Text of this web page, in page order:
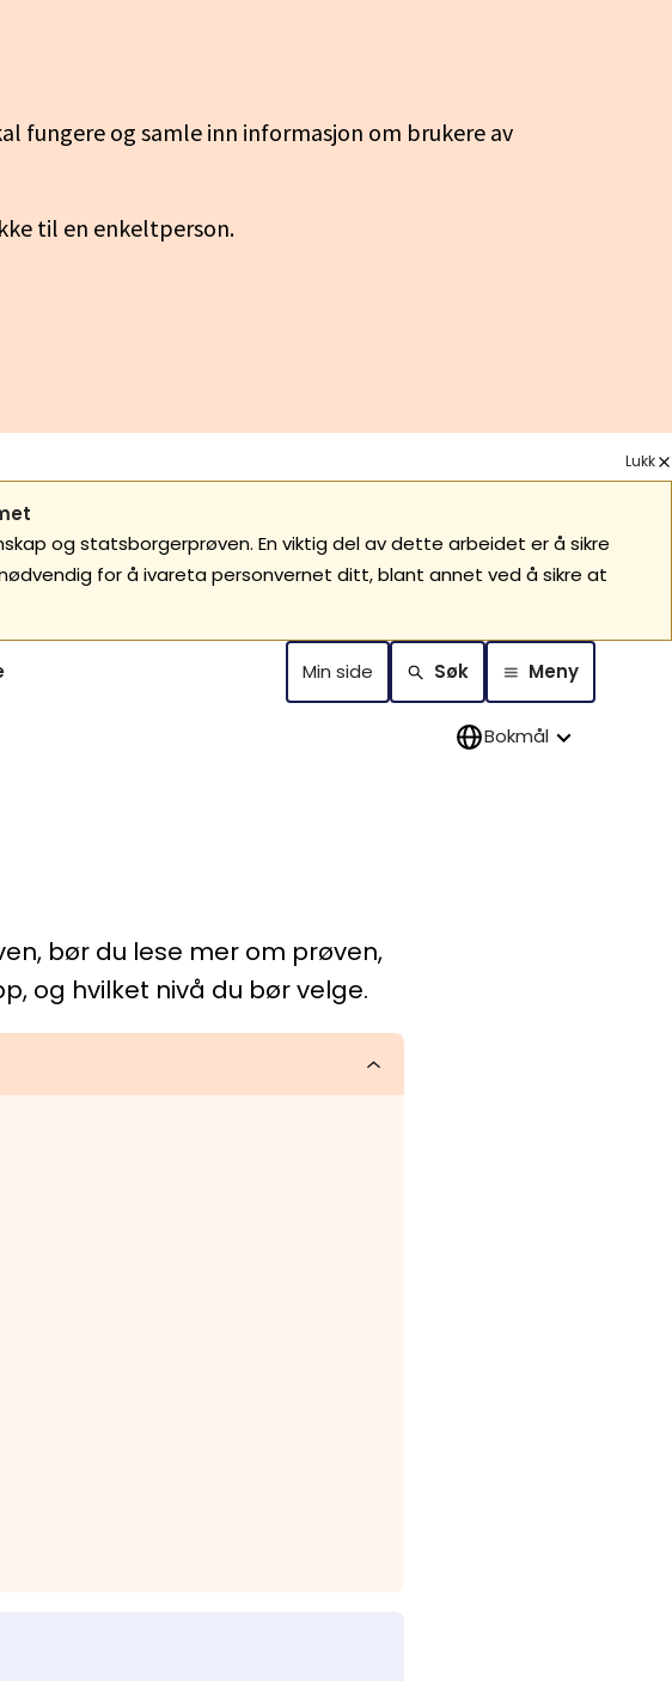
fungere og samle inn informasjon om brukere av
til en enkeltperson.
og statsborgerprøven. En viktig del av dette arbeidet er å sikre
for å ivareta personvernet ditt, blant annet ved å sikre at
Lukk
Min side Søk Meny
Bokmål
bør du lese mer om prøven,
og hvilket nivå du bør velge.